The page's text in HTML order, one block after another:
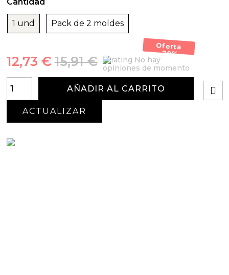
1 und Pack de 2 moldes
Oferta
-20%
15,91 €
12,73 €
No hay
opiniones de momento
AÑADIR AL CARRITO